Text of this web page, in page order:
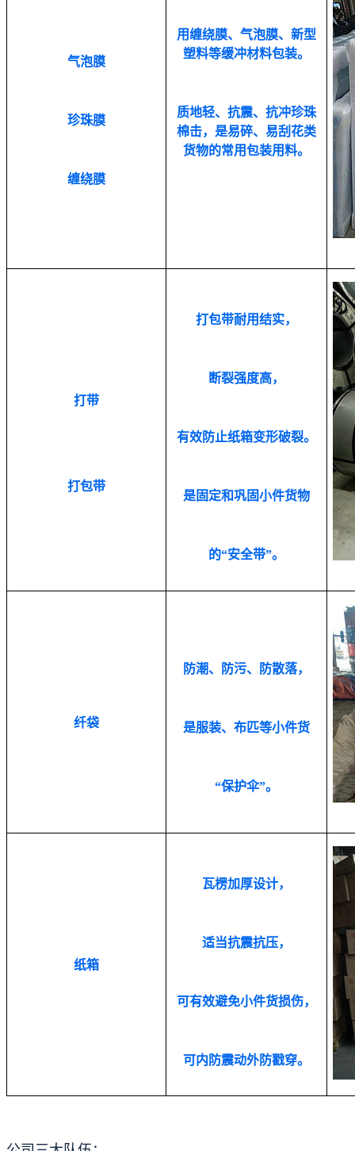
气泡膜
珍珠膜
缠绕膜
用缠绕膜、气泡膜、新型
塑料等缓冲材料包装。
质地轻、抗震、抗冲珍珠
棉击，是易碎、易刮花类
货物的常用包装用料。
打带
打包带
打包带耐用结实，
断裂强度高，
有效防止纸箱变形破裂。
是固定和巩固小件货物
的“安全带”。
纤袋
防潮、防污、防散落，
是服装、布匹等小件货
“保护伞”。
纸箱
瓦楞加厚设计，
适当抗震抗压，
可有效避免小件货损伤，
可内防震动外防戳穿。